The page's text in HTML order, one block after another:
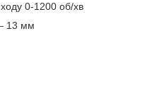
ходу 0-1200 об/хв
13 мм